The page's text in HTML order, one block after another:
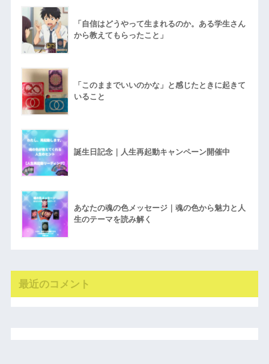
「自信はどうやって生まれるのか。ある学生さん
から教えてもらったこと」
「このままでいいのかな」と感じたときに起きて
いること
誕生日記念｜人生再起動キャンペーン開催中
あなたの魂の色メッセージ｜魂の色から魅力と人
生のテーマを読み解く
最近のコメント